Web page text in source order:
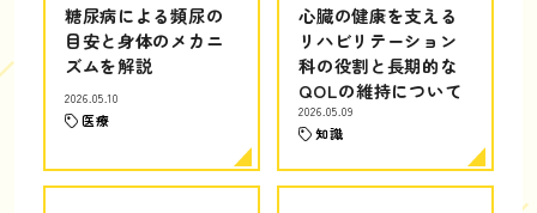
糖尿病による頻尿の
目安と身体のメカニ
ズムを解説
2026.05.10
医療
心臓の健康を支える
リハビリテーション
科の役割と長期的な
QOLの維持について
2026.05.09
知識